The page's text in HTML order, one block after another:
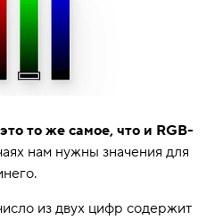
то же самое, что и RGB-
нам нужны значения для
из двух цифр содержит